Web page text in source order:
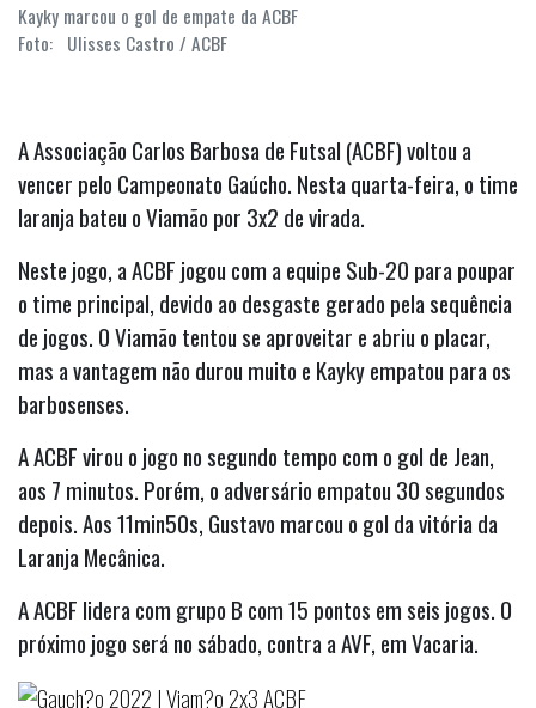
Kayky marcou o gol de empate da ACBF
Foto: Ulisses Castro / ACBF
A Associação Carlos Barbosa de Futsal (ACBF) voltou a
vencer pelo Campeonato Gaúcho. Nesta quarta-feira, o time
laranja bateu o Viamão por 3x2 de virada.
Neste jogo, a ACBF jogou com a equipe Sub-20 para poupar
o time principal, devido ao desgaste gerado pela sequência
de jogos. O Viamão tentou se aproveitar e abriu o placar,
mas a vantagem não durou muito e Kayky empatou para os
barbosenses.
A ACBF virou o jogo no segundo tempo com o gol de Jean,
aos 7 minutos. Porém, o adversário empatou 30 segundos
depois. Aos 11min50s, Gustavo marcou o gol da vitória da
Laranja Mecânica.
A ACBF lidera com grupo B com 15 pontos em seis jogos. O
próximo jogo será no sábado, contra a AVF, em Vacaria.